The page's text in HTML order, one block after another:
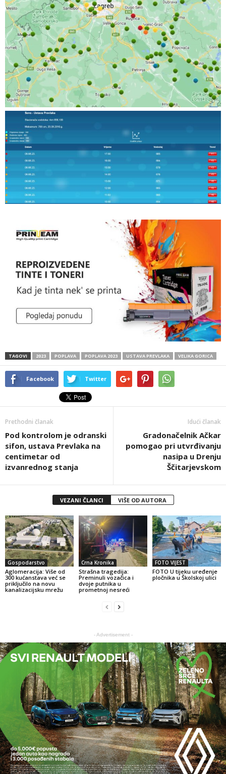
TAGOVI 2023 POPLAVA POPLAVA 2023 USTAVA PREVLAKA VELIKA GORICA
Facebook Twitter
Prethodni članak
Pod kontrolom je odranski
sifon, ustava Prevlaka na
centimetar od
izvanrednog stanja
Idući članak
Gradonačelnik Ačkar
pomogao pri utvrđivanju
nasipa u Drenju
Ščitarjevskom
VEZANI ČLANCI VIŠE OD AUTORA
Gospodarstvo
Aglomeracija: Više od
300 kućanstava već se
priključilo na novu
kanalizacijsku mrežu
Crna Kronika
Strašna tragedija:
Preminuli vozačica i
dvoje putnika u
prometnoj nesreći
FOTO VIJEST
FOTO U tijeku uređenje
pločnika u Školskoj ulici
- Advertisement -